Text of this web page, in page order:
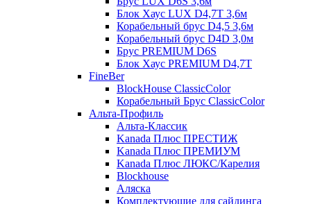
Блок Хаус LUX D4,7T 3,6м
Корабельный брус D4,5 3,6м
Корабельный брус D4D 3,0м
Брус PREMIUM D6S
Блок Хаус PREMIUM D4,7T
FineBer
BlockHouse ClassicColor
Корабельный Брус ClassicColor
Альта-Профиль
Альта-Классик
Kanada Плюс ПРЕСТИЖ
Kanada Плюс ПРЕМИУМ
Kanada Плюс ЛЮКС/Карелия
Blockhouse
Аляска
Комплектующие для сайдинга